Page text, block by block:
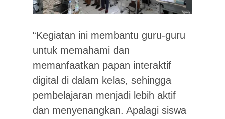
“Kegiatan ini membantu guru-guru
untuk memahami dan
memanfaatkan papan interaktif
digital di dalam kelas, sehingga
pembelajaran menjadi lebih aktif
dan menyenangkan. Apalagi siswa